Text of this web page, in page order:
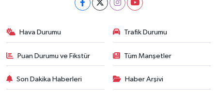
Hava Durumu Trafik Durumu
Puan Durumu ve Fikstür Tüm Manşetler
Son Dakika Haberleri Haber Arşivi